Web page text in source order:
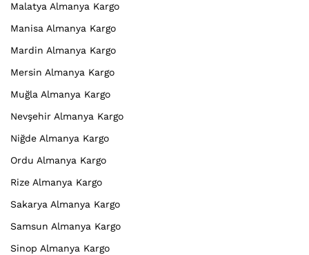
Malatya Almanya Kargo
Manisa Almanya Kargo
Mardin Almanya Kargo
Mersin Almanya Kargo
Muğla Almanya Kargo
Nevşehir Almanya Kargo
Niğde Almanya Kargo
Ordu Almanya Kargo
Rize Almanya Kargo
Sakarya Almanya Kargo
Samsun Almanya Kargo
Sinop Almanya Kargo